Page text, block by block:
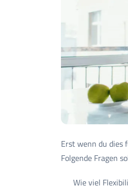
Erst wenn du dies
Folgende Fragen
Wie viel